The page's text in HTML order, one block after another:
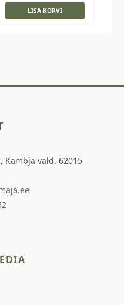
LISA KORVI
Kambja vald, 62015